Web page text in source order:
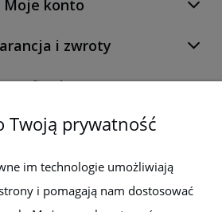
Moje konto
i zwroty
O firmie
Newsletter
aby być na bieżąco z nowościami i
Twoją prywatność
im technologie umożliwiają
i pomagają nam dostosować